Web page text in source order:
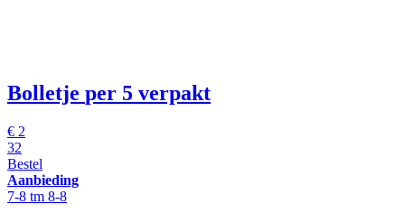
Bolletje per 5 verpakt
€ 2
32
Bestel
Aanbieding
7-8 tm 8-8